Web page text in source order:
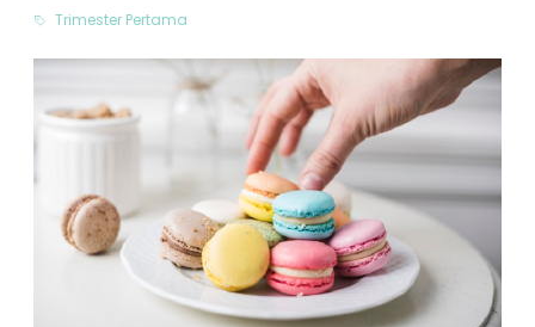
Trimester Pertama